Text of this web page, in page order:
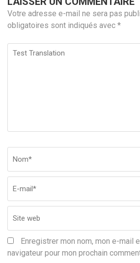
Votre adresse e-mail ne sera pas
obligatoires sont indiqués avec *
Test
Enregistrer mon nom, mon e-mail
navigateur pour mon prochain